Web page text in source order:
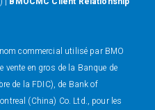
commercial utilisé par BMO
vente en gros de la Banque de
de la FDIC), de Bank of
(China) Co. Ltd., pour les